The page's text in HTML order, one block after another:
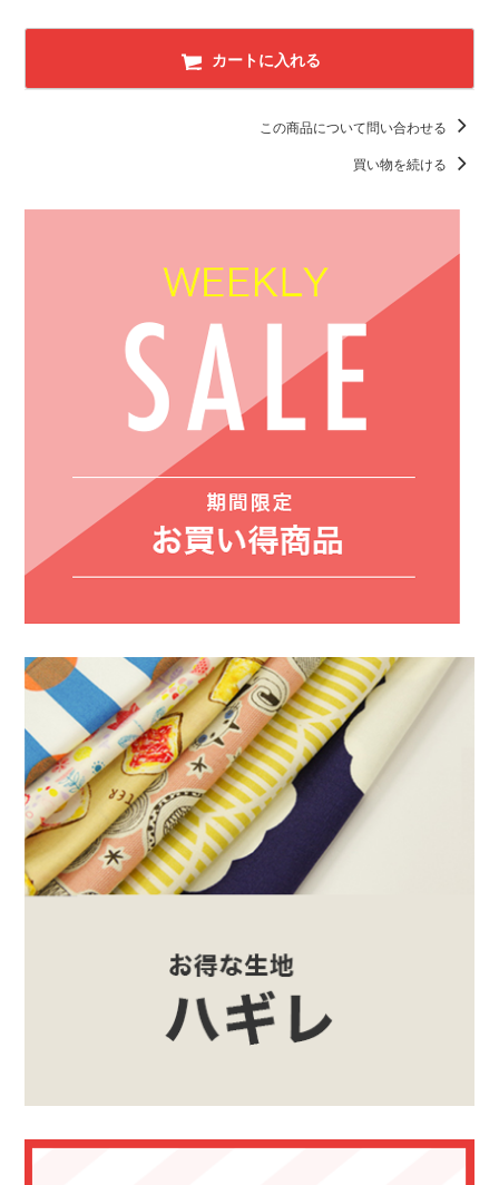
カートに入れる
この商品について問い合わせる
買い物を続ける